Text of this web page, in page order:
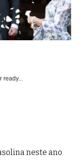
ready...
neste ano